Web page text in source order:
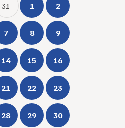
31 1 2
7 8 9
14 15 16
21 22 23
28 29 30